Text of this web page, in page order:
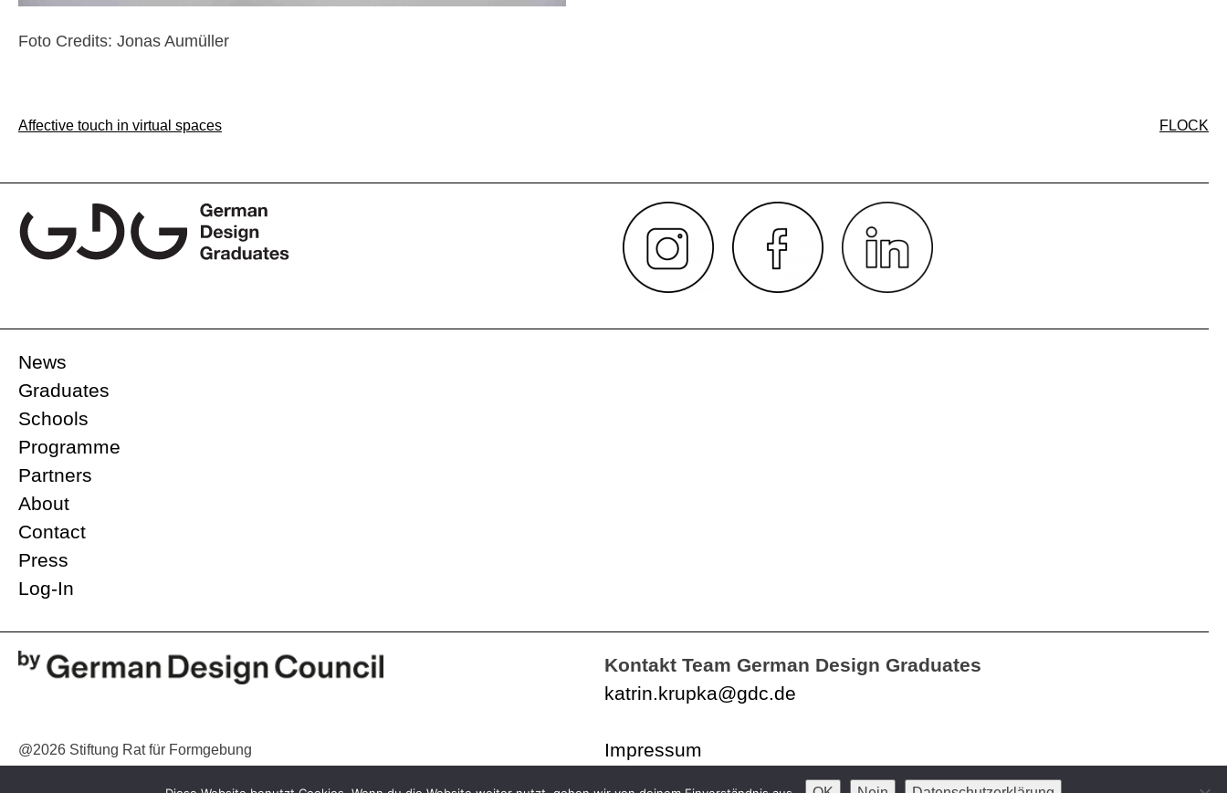
Foto Credits: Jonas Aumüller
Beitragsnavigation
Affective touch in virtual spaces FLOCK
News
Graduates
Schools
Programme
Partners
About
Contact
Press
Log-In
@2026 Stiftung Rat für Formgebung
Kontakt Team German Design Graduates
katrin.krupka@gdc.de
Impressum